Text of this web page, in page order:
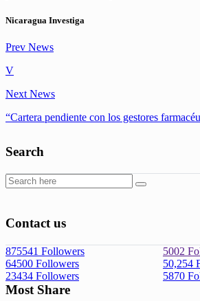
Nicaragua Investiga
Prev News
V
Next News
“Cartera pendiente con los gestores
Search
Contact us
875541 Followers 5002
64500 Followers 50,254
23434 Followers 5870
Most Share